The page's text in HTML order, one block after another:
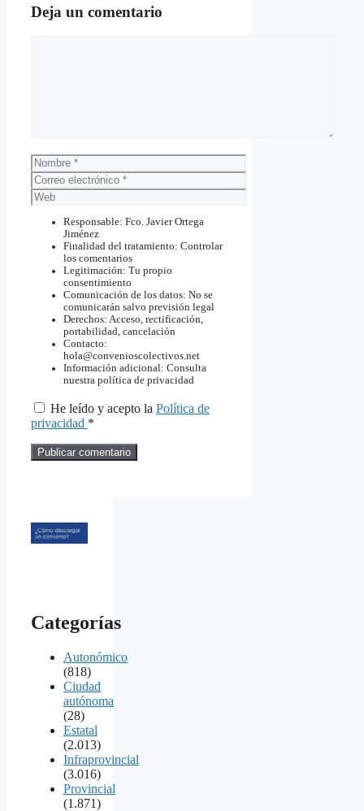
Deja un comentario
Nombre
Correo
electrónico
Web
Responsable: Fco. Javier Ortega
Jiménez
Finalidad del tratamiento: Controlar
los comentarios
Legitimación: Tu propio
consentimiento
Comunicación de los datos: No se
comunicarán salvo previsión legal
Derechos: Acceso, rectificación,
portabilidad, cancelación
Contacto:
hola@convenioscolectivos.net
Información adicional: Consulta
nuestra política de privacidad
He leído y acepto la Política de
privacidad *
Categorías
Autonómico
(818)
Ciudad
autónoma
(28)
Estatal
(2.013)
Infraprovincial
(3.016)
Provincial
(1.871)